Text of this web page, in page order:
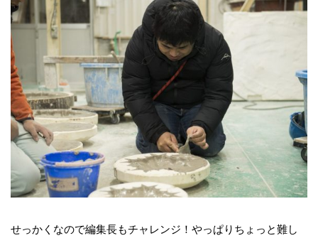
せっかくなので編集長もチャレンジ！やっぱりちょっと難し